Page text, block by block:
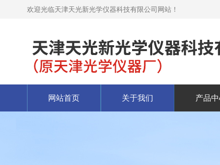
欢迎光临天津天光新光学仪器科技有限公司网站！
网站首页 关于我们 产品